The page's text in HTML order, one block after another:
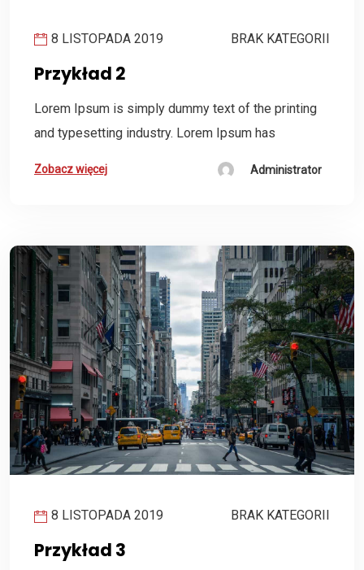
8 LISTOPADA 2019 BRAK KATEGORII
Przykład 2
Lorem Ipsum is simply dummy text of the printing
and typesetting industry. Lorem Ipsum has
Zobacz więcej Administrator
8 LISTOPADA 2019 BRAK KATEGORII
Przykład 3